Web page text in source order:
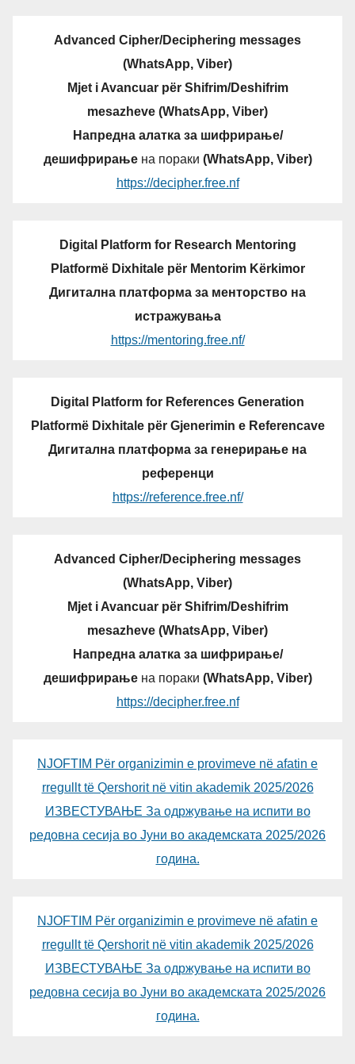
Advanced Cipher/Deciphering messages
(WhatsApp, Viber)
Mjet i Avancuar për Shifrim/Deshifrim
mesazheve (WhatsApp, Viber)
Напредна алатка за шифрирање/
дешифрирањена пораки (WhatsApp, Viber)
https://decipher.free.nf
Digital Platform for Research Mentoring
Platformë Dixhitale për Mentorim Kërkimor
Дигитална платформа за менторство на
истражувања
https://mentoring.free.nf/
Digital Platform for References Generation
Platformë Dixhitale për Gjenerimin e Referencave
Дигитална платформа за генерирање на
референци
https://reference.free.nf/
Advanced Cipher/Deciphering messages
(WhatsApp, Viber)
Mjet i Avancuar për Shifrim/Deshifrim
mesazheve (WhatsApp, Viber)
Напредна алатка за шифрирање/
дешифрирањена пораки (WhatsApp, Viber)
https://decipher.free.nf
NJOFTIM Për organizimin e provimeve në afatin e
rregullt të Qershorit në vitin akademik 2025/2026
ИЗВЕСТУВАЊЕ За одржување на испити во
редовна сесија во Јуни во академската 2025/2026
година.
NJOFTIM Për organizimin e provimeve në afatin e
rregullt të Qershorit në vitin akademik 2025/2026
ИЗВЕСТУВАЊЕ За одржување на испити во
редовна сесија во Јуни во академската 2025/2026
година.